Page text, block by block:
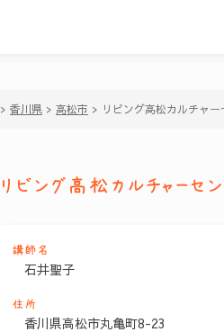
> 香川県 > 高松市 > リビング高松カルチャ
リビング高松カルチャーセ
講師名
石井聖子
住所
香川県高松市丸亀町8-23